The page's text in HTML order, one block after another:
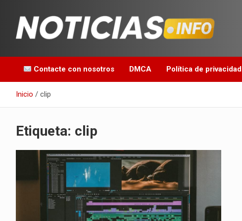
contenido
Noticias en español
Contacte con nosotros DMCA Política de privacidad
Inicio clip
Etiqueta: clip